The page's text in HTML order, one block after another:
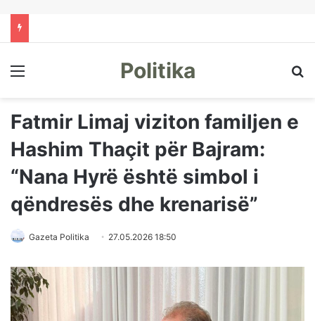
Menu Politika
Fatmir Limaj viziton familjen e
Hashim Thaçit për Bajram:
“Nana Hyrë është simbol i
qëndresës dhe krenarisë”
Gazeta Politika 27.05.2026 18:50